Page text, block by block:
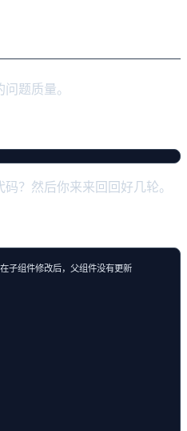
题质量。
？然后你来来回回好几轮。
组件修改后，父组件没有更新